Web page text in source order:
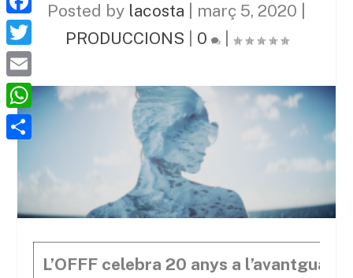
Posted by lacosta març 5, 2020
PRODUCCIONS
0 |
L’OFFF celebra 20 anys a l’avantguarda
F
a
c
e
b
T
w
i
t
E
m
a
W
h